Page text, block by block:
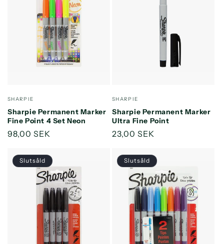
Säljare:
SHARPIE
Sharpie Permanent Marker
Fine Point 4 Set Neon
Ordinarie
98,00 SEK
Säljare:
SHARPIE
Sharpie Permanent Marker
Ultra Fine Point
Ordinarie
23,00 SEK
Slutsåld Slutsåld